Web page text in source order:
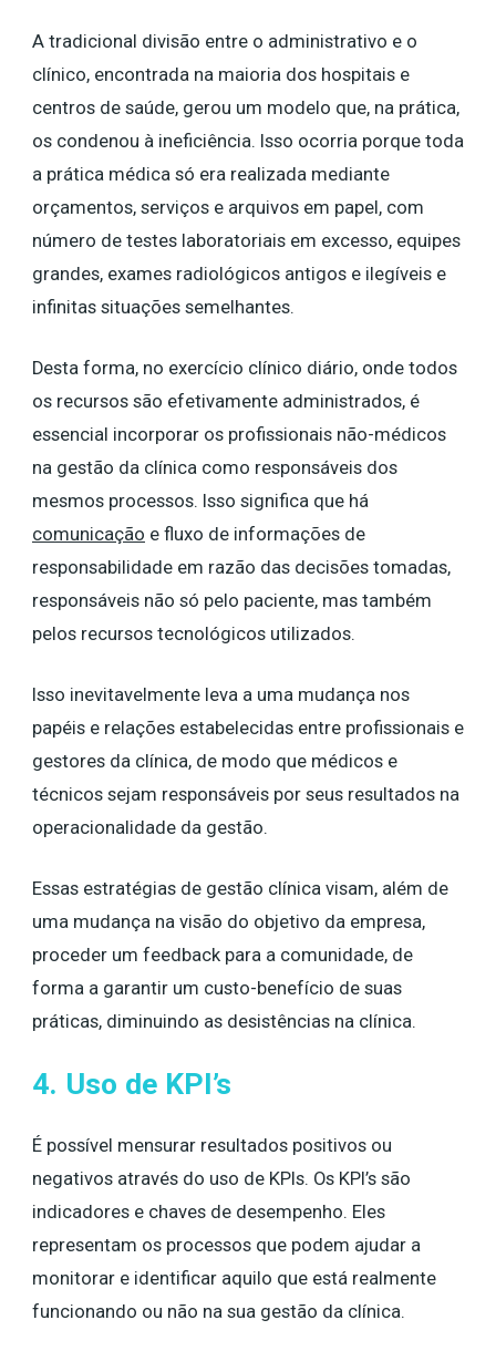
A tradicional divisão entre o administrativo e o
clínico, encontrada na maioria dos hospitais e
centros de saúde, gerou um modelo que, na prática,
os condenou à ineficiência. Isso ocorria porque toda
a prática médica só era realizada mediante
orçamentos, serviços e arquivos em papel, com
número de testes laboratoriais em excesso, equipes
grandes, exames radiológicos antigos e ilegíveis e
infinitas situações semelhantes.
Desta forma, no exercício clínico diário, onde todos
os recursos são efetivamente administrados, é
essencial incorporar os profissionais não-médicos
na gestão da clínica como responsáveis dos
mesmos processos. Isso significa que há
comunicação e fluxo de informações de
responsabilidade ​em razão das decisões tomadas,
responsáveis ​​não só pelo paciente, mas também
pelos recursos tecnológicos utilizados.
Isso inevitavelmente leva a uma mudança nos
papéis e relações estabelecidas entre profissionais e
gestores da clínica, de modo que médicos e
técnicos sejam responsáveis ​​por seus resultados na
operacionalidade da gestão.
Essas estratégias de gestão clínica visam, além de
uma mudança na visão do objetivo da empresa,
proceder um feedback para a comunidade, de
forma a garantir um custo-benefício de suas
práticas, diminuindo as desistências na clínica.
4. Uso de KPI’s
É possível mensurar resultados positivos ou
negativos através do uso de KPIs. Os KPI’s são
indicadores e chaves de desempenho. Eles
representam os processos que podem ajudar a
monitorar e identificar aquilo que está realmente
funcionando ou não na sua gestão da clínica.